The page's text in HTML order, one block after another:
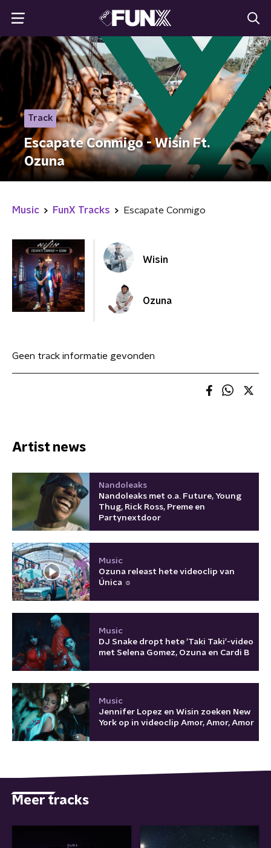
Track
Escapate Conmigo - Wisin Ft.
Ozuna
Music FunX Tracks Escapate Conmigo
Wisin
Ozuna
Geen track informatie gevonden
Artist news
Nandoleaks
Nandoleaks met o.a. Future, Young
Thug, Rick Ross, Preme en
Partynextdoor
Music
Ozuna releast hete videoclip van
Única ☼
Music
DJ Snake dropt hete 'Taki Taki'-video
met Selena Gomez, Ozuna en Cardi B
Music
Jennifer Lopez en Wisin zoeken New
York op in videoclip Amor, Amor, Amor
Meer tracks